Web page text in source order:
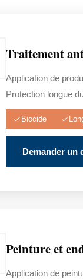
Traitement
Application de
Protection longue
Biocide
Demander un
Peinture et
Application de